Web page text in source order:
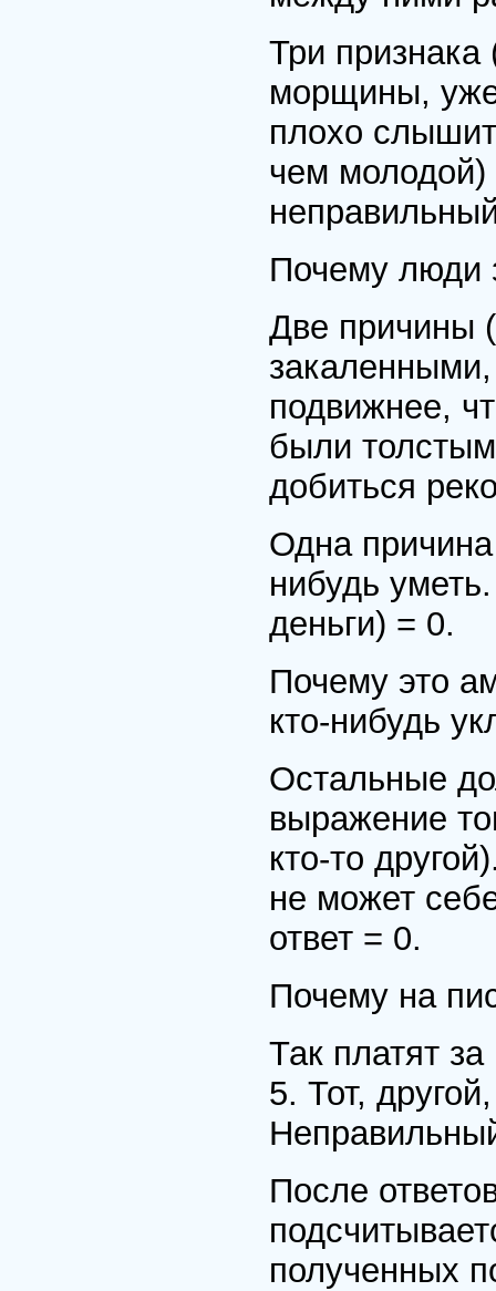
Три признака
морщины, уже
плохо
чем молодой)
Почему люди
Две причины
подвижнее,
были
добиться
Одна
нибудь
деньги) = 0.
Почему это
кто-нибудь
Остальные
выражение
кто-то
не может
ответ = 0.
Почему на
Так платят
5. Тот,
После
полученных